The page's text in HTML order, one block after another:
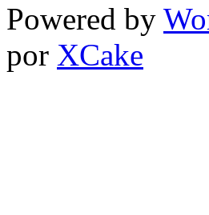
Powered by
por XCake